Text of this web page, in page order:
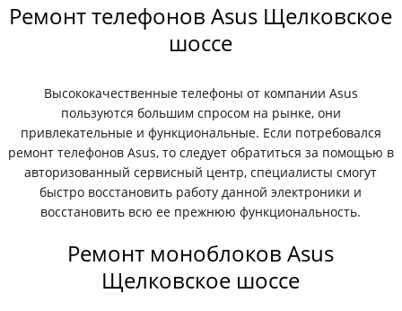
Ремонт телефонов Asus Щелковское
шоссе
Высококачественные телефоны от компании Asus
пользуются большим спросом на рынке, они
привлекательные и функциональные. Если потребовался
ремонт телефонов Asus, то следует обратиться за помощью в
авторизованный сервисный центр, специалисты смогут
быстро восстановить работу данной электроники и
восстановить всю ее прежнюю функциональность.
Ремонт моноблоков Asus
Щелковское шоссе